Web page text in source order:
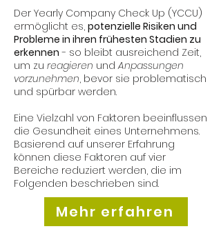
Der Yearly Company Check Up (YCCU)
ermöglicht es, potenzielle Risiken und
Probleme in ihren frühesten Stadien zu
erkennen - so bleibt ausreichend Zeit,
um zu reagieren undAnpassungen
vorzunehmen, bevor sie problematisch
und spürbar werden.
Eine Vielzahl von Faktoren beeinflussen
die Gesundheit eines Unternehmens.
Basierend auf unserer Erfahrung
können diese Faktoren auf vier
Bereiche reduziert werden, die im
Folgenden beschrieben sind.
Mehr erfahren